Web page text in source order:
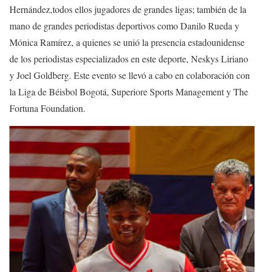
Hernández,todos ellos jugadores de grandes ligas; también de la
mano de grandes periodistas deportivos como Danilo Rueda y
Mónica Ramírez, a quienes se unió la presencia estadounidense
de los periodistas especializados en este deporte, Neskys Liriano
y Joel Goldberg. Este evento se llevó a cabo en colaboración con
la Liga de Béisbol Bogotá, Superiore Sports Management y The
Fortuna Foundation.